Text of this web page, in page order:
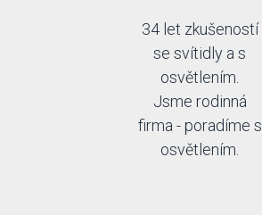
34 let zkušeností
se svítidly a s
osvětlením.
Jsme rodinná
firma - poradíme s
osvětlením.